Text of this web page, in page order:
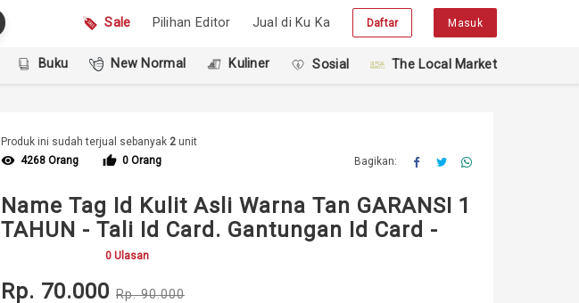
Sale Pilihan Editor Jual di Ku Ka Daftar Masuk
Buku New Normal Kuliner Sosial The Local Market
Produk ini sudah terjual sebanyak 2 unit
visibility 4268 Orang thumb_up 0 Orang Bagikan:
Name Tag Id Kulit Asli Warna Tan GARANSI 1
TAHUN - Tali Id Card. Gantungan Id Card -
0 Ulasan
Rp. 70.000 Rp. 90.000